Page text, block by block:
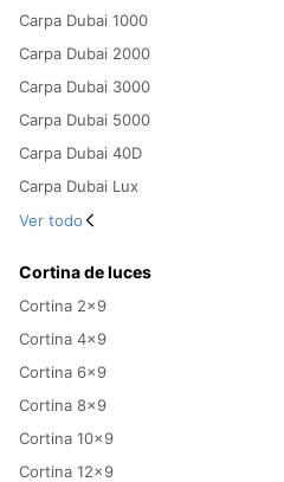
Carpa Dubai 1000
Carpa Dubai 2000
Carpa Dubai 3000
Carpa Dubai 5000
Carpa Dubai 40D
Carpa Dubai Lux
Ver todo
Cortina de luces
Cortina 2x9
Cortina 4x9
Cortina 6x9
Cortina 8x9
Cortina 10x9
Cortina 12x9